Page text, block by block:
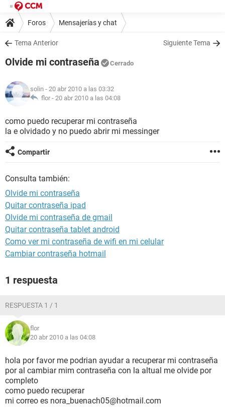
Foros Mensajerías y chat
Tema Anterior Siguiente Tema
Olvide mi contraseña Cerrado
solin - 20 abr 2010 a las 03:32
flor - 20 abr 2010 a las 04:08
como puedo recuperar mi contraseña
la e olvidado y no puedo abrir mi messinger
Compartir
Consulta también:
Olvide mi contraseña
Quitar contraseña ipad
Olvide mi contraseña de gmail
Quitar contraseña tablet android
Como ver mi contraseña de wifi en mi celular
Cambiar contraseña hotmail
1 respuesta
RESPUESTA 1 / 1
flor
20 abr 2010 a las 04:08
hola por favor me podrian ayudar a recuperar mi contraseña
por al cambiar mim contraseña con la altual me olvide por
completo
como puedo recuperar
mi correo es nora_buenach05@hotmail.com